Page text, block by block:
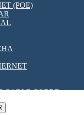
[VDF]
(POE)
CABLE COBRE